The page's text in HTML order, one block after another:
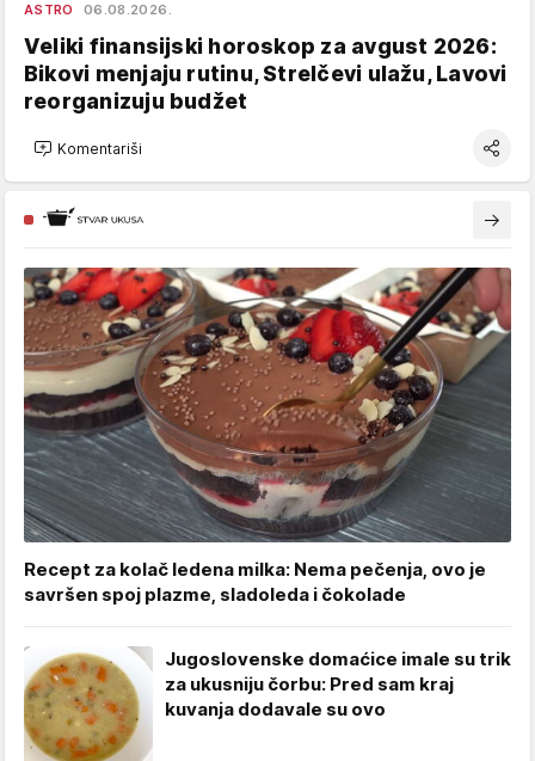
ASTRO 06.08.2026.
Veliki finansijski horoskop za avgust 2026:
Bikovi menjaju rutinu, Strelčevi ulažu, Lavovi
reorganizuju budžet
Komentariši
Recept za kolač ledena milka: Nema pečenja, ovo je
savršen spoj plazme, sladoleda i čokolade
Jugoslovenske domaćice imale su trik
za ukusniju čorbu: Pred sam kraj
kuvanja dodavale su ovo